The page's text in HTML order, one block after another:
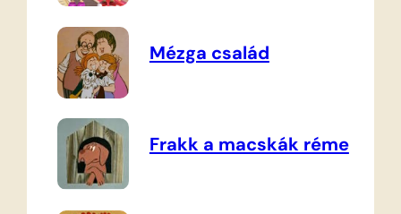
Mézga család
Frakk a macskák réme